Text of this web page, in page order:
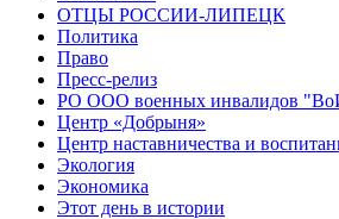
ОТЦЫ РОССИИ-ЛИПЕЦК
Политика
Право
Пресс-релиз
РО ООО военных инвалидов
Центр «Добрыня»
Центр наставничества и
Экология
Экономика
Этот день в истории